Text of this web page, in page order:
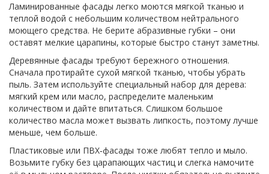
Ламинированные фасады легко моются мягкой тканью и
теплой водой с небольшим количеством нейтрального
моющего средства. Не берите абразивные губки – они
оставят мелкие царапины, которые быстро станут заметны.
Деревянные фасады требуют бережного отношения.
Сначала протирайте сухой мягкой тканью, чтобы убрать
пыль. Затем используйте специальный набор для дерева:
мягкий крем или масло, распределите маленьким
количеством и дайте впитаться. Слишком большое
количество масла может вызвать липкость, поэтому лучше
меньше, чем больше.
Пластиковые или ПВХ‑фасады тоже любят тепло и мыло.
Возьмите губку без царапающих частиц и слегка намочите